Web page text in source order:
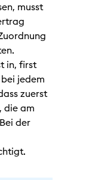
musst
in, first
jedem
zuerst
die am
der